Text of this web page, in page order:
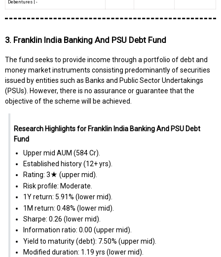
Debentures -
3. Franklin India Banking And PSU Debt Fund
The fund seeks to provide income through a portfolio of debt and
money market instruments consisting predominantly of securities
issued by entities such as Banks and Public Sector Undertakings
(PSUs). However, there is no assurance or guarantee that the
objective of the scheme will be achieved.
Research Highlights for Franklin India Banking And PSU Debt
Fund
Upper mid AUM (₹584 Cr).
Established history (12+ yrs).
Rating: 3★ (upper mid).
Risk profile: Moderate.
1Y return: 5.91% (lower mid).
1M return: 0.48% (lower mid).
Sharpe: 0.26 (lower mid).
Information ratio: 0.00 (upper mid).
Yield to maturity (debt): 7.50% (upper mid).
Modified duration: 1.19 yrs (lower mid).